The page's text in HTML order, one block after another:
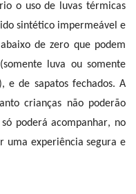
o uso de luvas térmicas
sintético impermeável e
de zero que podem
luva ou somente
e de sapatos fechados. A
crianças não poderão
poderá acompanhar, no
uma experiência segura e